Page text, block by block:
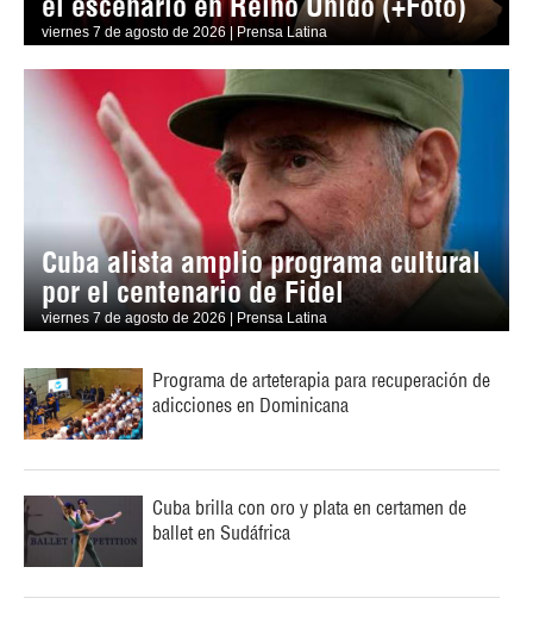
viernes 7 de agosto de 2026 | Prensa Latina
Cuba alista amplio programa cultural
por el centenario de Fidel
viernes 7 de agosto de 2026 | Prensa Latina
Programa de arteterapia para recuperación de
adicciones en Dominicana
Cuba brilla con oro y plata en certamen de
ballet en Sudáfrica